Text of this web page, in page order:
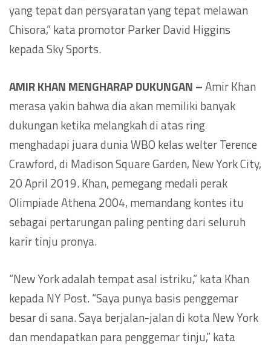
yang tepat dan persyaratan yang tepat melawan
Chisora,” kata promotor Parker David Higgins
kepada Sky Sports.
AMIR KHAN MENGHARAP DUKUNGAN –Amir Khan
merasa yakin bahwa dia akan memiliki banyak
dukungan ketika melangkah di atas ring
menghadapi juara dunia WBO kelas welter Terence
Crawford, di Madison Square Garden, New York City,
20 April 2019. Khan, pemegang medali perak
Olimpiade Athena 2004, memandang kontes itu
sebagai pertarungan paling penting dari seluruh
karir tinju pronya.
“New York adalah tempat asal istriku,” kata Khan
kepada NY Post. “Saya punya basis penggemar
besar di sana. Saya berjalan-jalan di kota New York
dan mendapatkan para penggemar tinju,” kata